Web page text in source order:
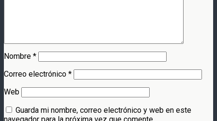
Nombre *
Correo electrónico *
Web
Guarda mi nombre, correo electrónico y web en este